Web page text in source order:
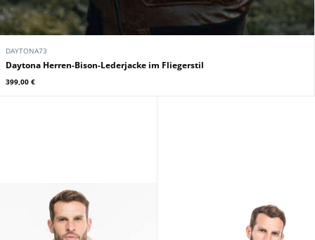
DAYTONA73
Daytona Herren-Bison-Lederjacke im Fliegerstil
399,00 €